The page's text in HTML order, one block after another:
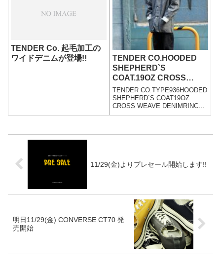
TENDER Co. 起毛加工の
ワイドデニムが登場!!
TENDER CO.HOODED
SHEPHERD`S
COAT.19OZ CROSS
WEAVE DENIM
TENDER CO.TYPE936HOODED
SHEPHERD`S COAT19OZ
CROSS WEAVE DENIMRINCE
WASHPRICE：
11/29(金)よりプレセール開始します!!
明日11/29(金) CONVERSE CT70 発
売開始